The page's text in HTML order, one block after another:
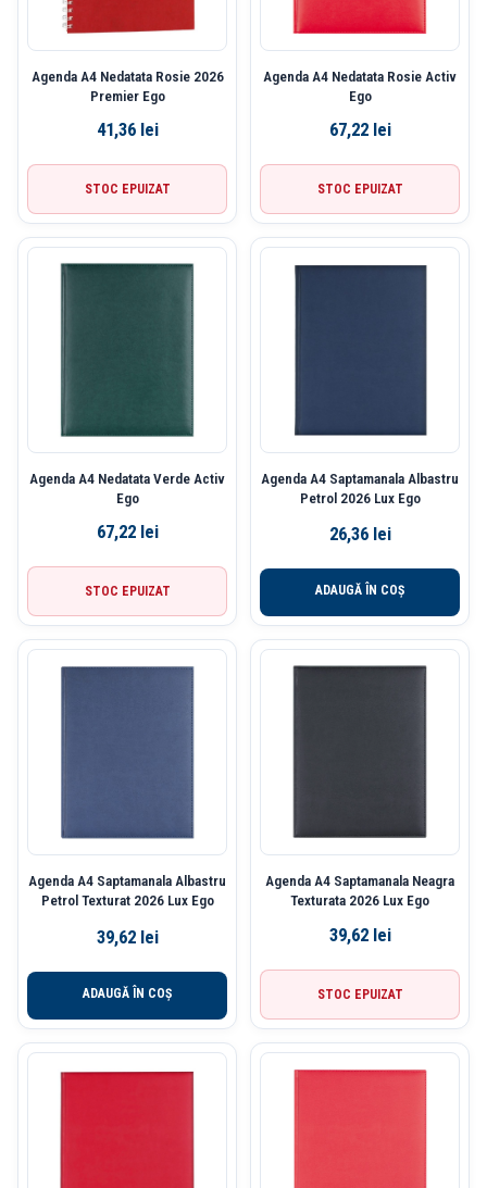
Agenda A4 Nedatata Rosie 2026
Premier Ego
41,36 lei
STOC EPUIZAT
Agenda A4 Nedatata Rosie Activ
Ego
67,22 lei
STOC EPUIZAT
Agenda A4 Nedatata Verde Activ
Ego
67,22 lei
STOC EPUIZAT
Agenda A4 Saptamanala Albastru
Petrol 2026 Lux Ego
26,36 lei
ADAUGĂ ÎN COȘ
Agenda A4 Saptamanala Albastru
Petrol Texturat 2026 Lux Ego
39,62 lei
ADAUGĂ ÎN COȘ
Agenda A4 Saptamanala Neagra
Texturata 2026 Lux Ego
39,62 lei
STOC EPUIZAT